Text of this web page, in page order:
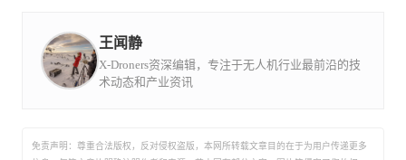
保护箱原价：原价599>现价699
拍及商业短片创作等实际应用场景中展现出稳健的技
术实力。
王闻静
X-Droners资深编辑，专注于无人机行业最前沿的技
术动态和产业资讯
免责声明：尊重合法版权，反对侵权盗版，本网所转载文章目的在于为用户传递更多